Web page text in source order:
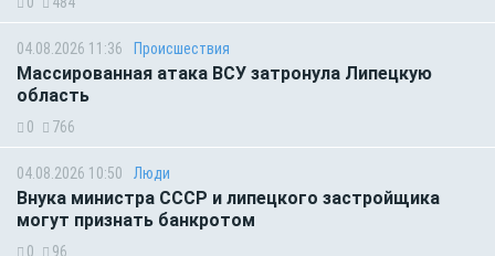
04.08.2026 11:36 Происшествия
Массированная атака ВСУ затронула Липецкую
область
0 766
04.08.2026 10:50 Люди
Внука министра СССР и липецкого застройщика
могут признать банкротом
0 96